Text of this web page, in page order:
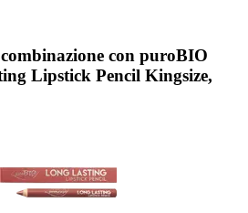
con puroBIO
Lipstick Pencil Kingsize,